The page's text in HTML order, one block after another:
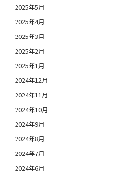
2025年5月
2025年4月
2025年3月
2025年2月
2025年1月
2024年12月
2024年11月
2024年10月
2024年9月
2024年8月
2024年7月
2024年6月